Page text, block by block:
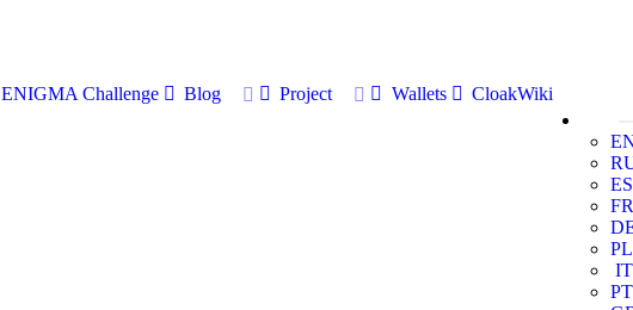
ENIGMA Challenge Blog Project Wallets
CloakWiki
ES
FR
PL
IT
PT